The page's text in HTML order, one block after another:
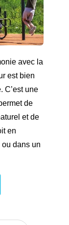
avec la
est bien
C’est une
de
et de
en
ou dans un